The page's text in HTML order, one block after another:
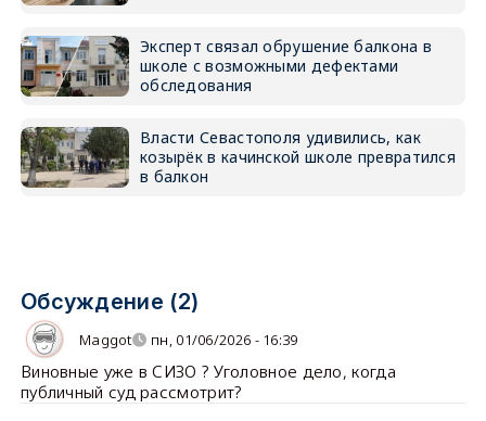
Эксперт связал обрушение балкона в
школе с возможными дефектами
обследования
Власти Севастополя удивились, как
козырёк в качинской школе превратился
в балкон
Обсуждение (2)
Maggot пн, 01/06/2026 - 16:39
Виновные уже в СИЗО ? Уголовное дело, когда
публичный суд рассмотрит?